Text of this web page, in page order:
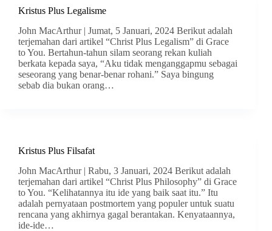
Kristus Plus Legalisme
John MacArthur | Jumat, 5 Januari, 2024 Berikut adalah
terjemahan dari artikel “Christ Plus Legalism” di Grace
to You. Bertahun-tahun silam seorang rekan kuliah
berkata kepada saya, “Aku tidak menganggapmu sebagai
seseorang yang benar-benar rohani.” Saya bingung
sebab dia bukan orang…
Kristus Plus Filsafat
John MacArthur | Rabu, 3 Januari, 2024 Berikut adalah
terjemahan dari artikel “Christ Plus Philosophy” di Grace
to You. “Kelihatannya itu ide yang baik saat itu.” Itu
adalah pernyataan postmortem yang populer untuk suatu
rencana yang akhirnya gagal berantakan. Kenyataannya,
ide-ide…